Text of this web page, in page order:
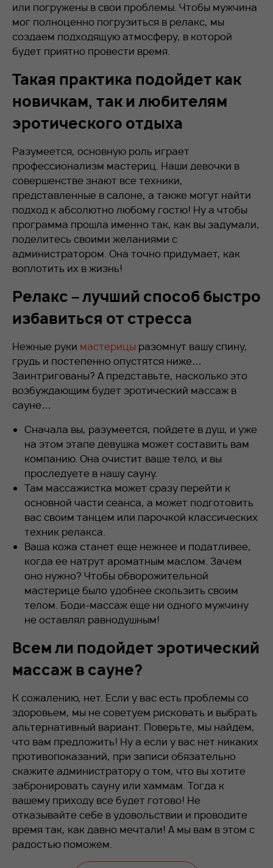
или погружены в свои проблемы. Чтобы мужчина
мог полноценно погрузиться в релакс, мы
создаем подходящую атмосферу, в которой
будет приятно провести время.
Такая практика подойдет как
новичкам, так и любителям
эротического отдыха
Разумеется, основную роль играет
профессионализм мастериц. Наши девочки в
совершенстве знают все техники,
представленные в салоне, а также могут найти
подход к абсолютно любому гостю! Ну а чтобы
программа прошла именно так, как вы задумали,
поделитесь своими желаниями с
администратором. Она точно придумает, как
воплотить их в жизнь!
Релакс – лучший способ быстро
избавиться от стресса
Нежные руки мастерицы разомнут вашу спину,
грудь и постепенно опустятся ниже…
Заинтригованы? А представьте, насколько это
возбуждающим будет эротический массаж в
сауне…
Сначала вы, разумеется, пойдете в душ, и уже
на этом этапе девушка может составить вам
компанию. Она очистит ваше тело, и вы
проследуете в нашу сауну.
Там массажистка может сразу перейти к
основной части сеанса, а может подготовить
вас своим танцем или парочкой классических
техник релакса.
Ваша кожа станет еще нежнее и податливее,
когда ее натрут ароматным маслом. Зачем
оно нужно? Чтобы обворожительной
мастерице было удобнее скользить своим
телом. Боди-массаж еще ни одного мужчину
не оставлял равнодушным!
Всем ли подойдет эротический
массаж в сауне?
К сожалению, нет. Если у вас есть проблемы со
здоровьем, мы не советуем рисковать и выбрать
альтернативный вариант. Поверьте, мы найдем,
что вам предложить! Ну а если у вас нет никаких
противопоказаний, при записи обязательно
скажите администратору о том, что вы хотите
забронировать сауну или хаммам. Тогда к
вашему приходу все будет готово! Не
отказывайте себе в удовольствии и проводите
время так, как давно мечтали! А мы вам в этом с
радостью поможем.